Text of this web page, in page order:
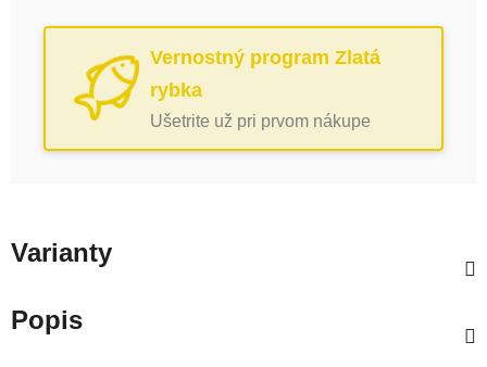
Vernostný program Zlatá
rybka
Ušetrite už pri prvom nákupe
Varianty
Popis